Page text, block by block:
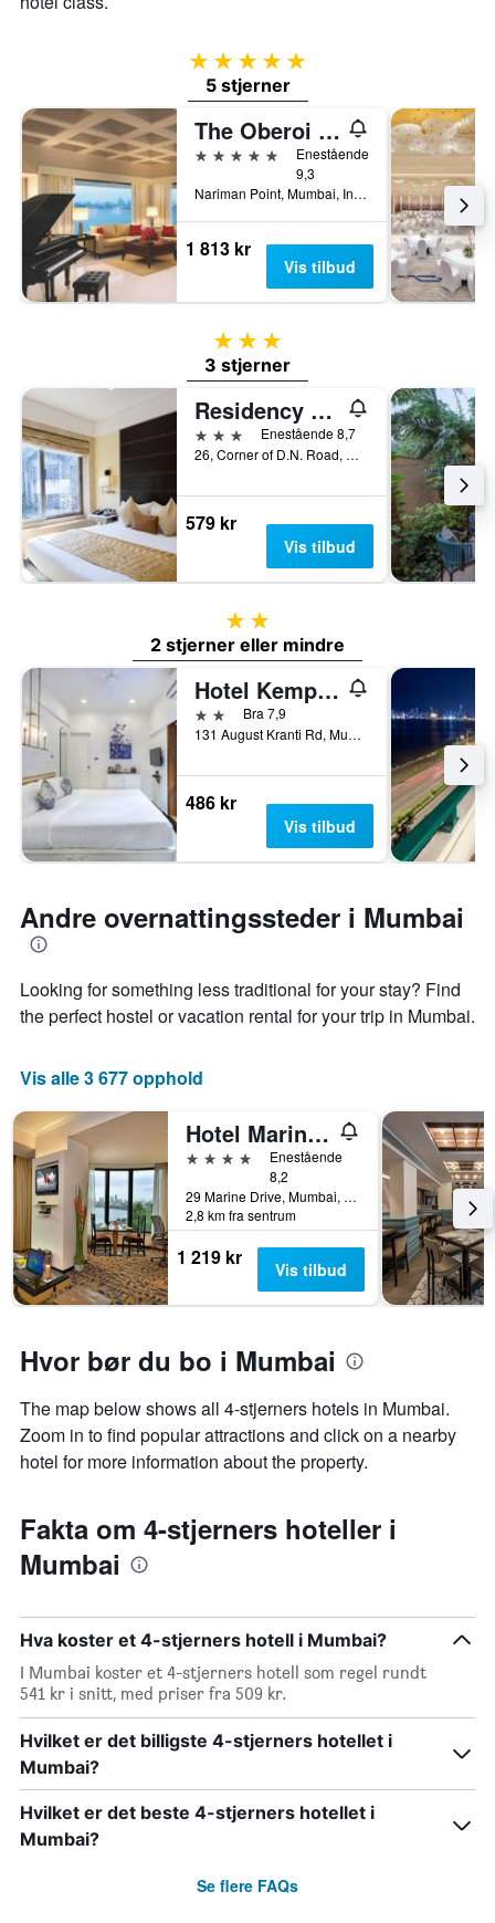
5 stjerner
5 stjerner
The Oberoi Mumbai
5 stjerner
Enestående
9,3
Nariman Point, Mumbai, India
1 813 kr
Vis tilbud
3 stjerner
3 stjerner
Residency Hotel Fort
3 stjernerEnestående 8,7
26, Corner of D.N. Road, Mumbai, India
579 kr
Vis tilbud
2 stjerner
2 stjerner eller mindre
Hotel Kemps Corner
2 stjernerBra 7,9
131 August Kranti Rd, Mumbai, India
486 kr
Vis tilbud
Andre overnattingssteder i Mumbai
Looking for something less traditional for your stay? Find
the perfect hostel or vacation rental for your trip in Mumbai.
Vis alle 3 677 opphold
Hotel Marine Plaza Mumbai
4 stjerner
Enestående
8,2
29 Marine Drive, Mumbai, India
2,8 km fra sentrum
1 219 kr Vis tilbud
Hvor bør du bo i Mumbai
The map below shows all 4-stjerners hotels in Mumbai.
Zoom in to find popular attractions and click on a nearby
hotel for more information about the property.
Fakta om 4-stjerners hoteller i
Mumbai
Hva koster et 4-stjerners hotell i Mumbai?
I Mumbai koster et 4-stjerners hotell som regel rundt
541 kr i snitt, med priser fra 509 kr.
Hvilket er det billigste 4-stjerners hotellet i
Mumbai?
Hvilket er det beste 4-stjerners hotellet i
Mumbai?
Se flere FAQs